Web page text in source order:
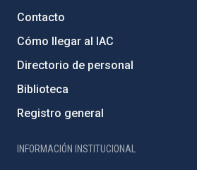
Contacto
Cómo llegar al IAC
Directorio de personal
Biblioteca
Registro general
INFORMACIÓN INSTITUCIONAL